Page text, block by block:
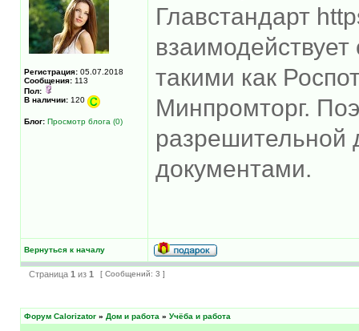
Регистрация: 05.07.2018
Сообщения: 113
Пол:
В наличии: 120
Блог: Просмотр блога (0)
Главстандарт
такими как
Минпромторг.
разрешительной
документами.
Вернуться к началу
Страница 1 из 1 [ Сообщений: 3 ]
Форум Calorizator » Дом и работа » Учёба и работа